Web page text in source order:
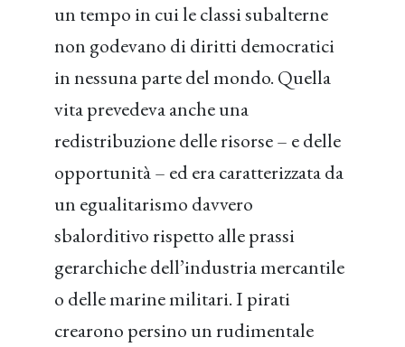
un tempo in cui le classi subalterne
non godevano di diritti democratici
in nessuna parte del mondo. Quella
vita prevedeva anche una
redistribuzione delle risorse – e delle
opportunità – ed era caratterizzata da
un egualitarismo davvero
sbalorditivo rispetto alle prassi
gerarchiche dell’industria mercantile
o delle marine militari. I pirati
crearono persino un rudimentale